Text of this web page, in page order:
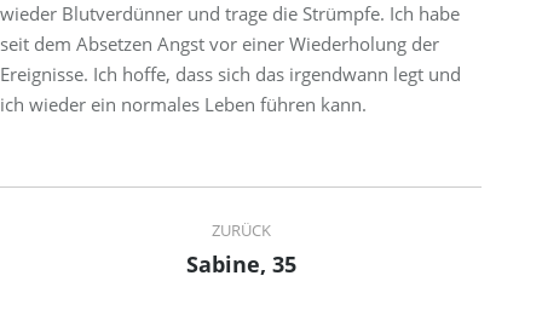
wieder Blutverdünner und trage die Strümpfe. Ich habe
seit dem Absetzen Angst vor einer Wiederholung der
Ereignisse. Ich hoffe, dass sich das irgendwann legt und
ich wieder ein normales Leben führen kann.
navigation
ZURÜCK
Previous
Sabine, 35